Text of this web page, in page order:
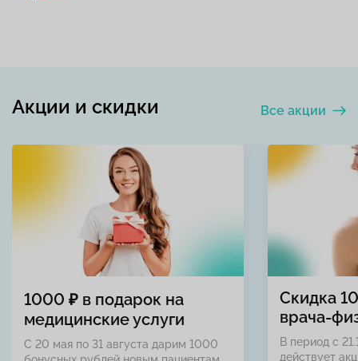
Все акции
Акции и скидки
1000 ₽ в подарок на
медицинские услуги
С 20 мая по 31 августа дарим 1000
Скидка
врача-
В период с
действует